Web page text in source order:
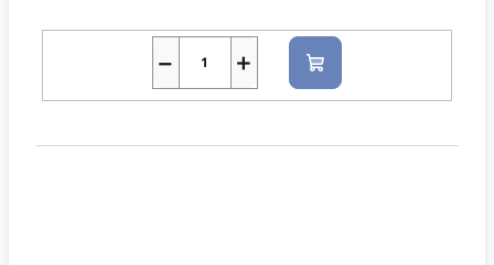
+
− Do
košíku